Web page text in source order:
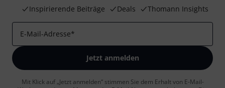
Inspirierende Beiträge
Deals Thomann Insights
E-Mail-Adresse*
Jetzt anmelden
Mit Klick auf „Jetzt anmelden“ stimmen Sie dem Erhalt von E-Mail-